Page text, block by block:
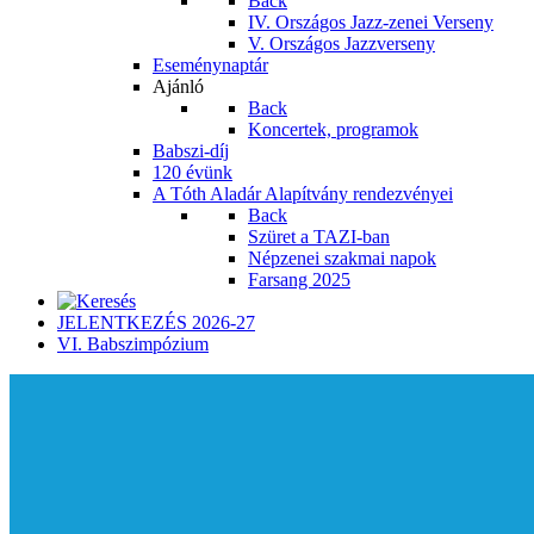
IV. Országos Jazz-zenei Verseny
V. Országos Jazzverseny
Eseménynaptár
Ajánló
Back
Koncertek, programok
Babszi-díj
120 évünk
A Tóth Aladár Alapítvány rendezvényei
Back
Szüret a TAZI-ban
Népzenei szakmai napok
Farsang 2025
JELENTKEZÉS 2026-27
VI. Babszimpózium